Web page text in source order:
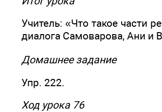
Учитель: «Что такое части
диалога Самоварова, Ани и
Домашнее задание
Упр. 222.
Ход урока 76